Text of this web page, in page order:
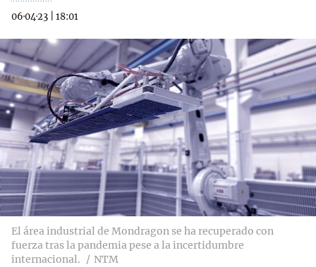
06·04·23
18:01
El área industrial de Mondragon se ha recuperado con
fuerza tras la pandemia pese a la incertidumbre
internacional.
NTM